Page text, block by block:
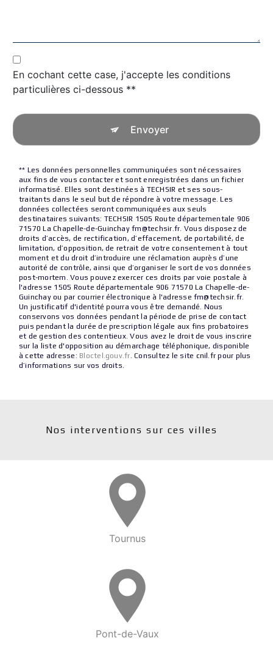
En cochant cette case, j'accepte les conditions
particulières ci-dessous **
Envoyer
** Les données personnelles communiquées sont nécessaires
aux fins de vous contacter et sont enregistrées dans un fichier
informatisé. Elles sont destinées à TECHSIR et ses sous-
traitants dans le seul but de répondre à votre message. Les
données collectées seront communiquées aux seuls
destinataires suivants: TECHSIR 1505 Route départementale 906
71570 La Chapelle-de-Guinchay fm@techsir.fr. Vous disposez de
droits d’accès, de rectification, d’effacement, de portabilité, de
limitation, d’opposition, de retrait de votre consentement à tout
moment et du droit d’introduire une réclamation auprès d’une
autorité de contrôle, ainsi que d’organiser le sort de vos données
post-mortem. Vous pouvez exercer ces droits par voie postale à
l'adresse 1505 Route départementale 906 71570 La Chapelle-de-
Guinchay ou par courrier électronique à l'adresse fm@techsir.fr.
Un justificatif d'identité pourra vous être demandé. Nous
conservons vos données pendant la période de prise de contact
puis pendant la durée de prescription légale aux fins probatoires
et de gestion des contentieux. Vous avez le droit de vous inscrire
sur la liste d'opposition au démarchage téléphonique, disponible
à cette adresse: Bloctel.gouv.fr . Consultez le site cnil.fr pour plus
d’informations sur vos droits.
Nos interventions sur ces villes
Tournus
Pont-de-Vaux